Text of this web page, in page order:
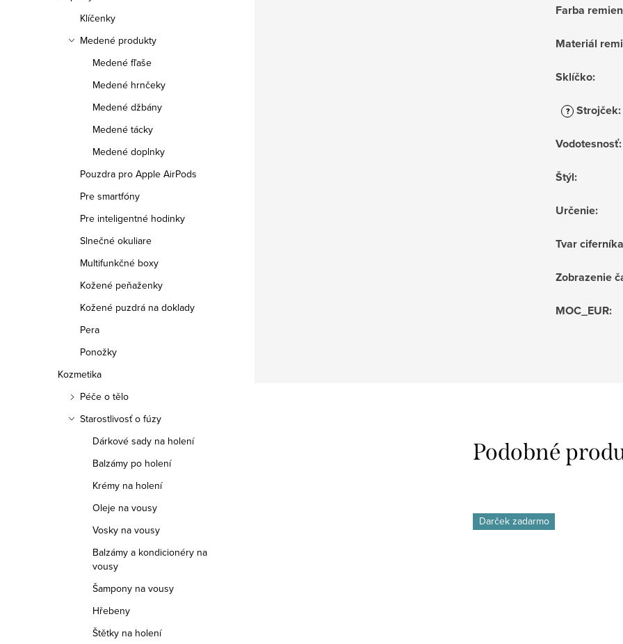
Klíčenky
Medené produkty
Medené fľaše
Medené hrnčeky
Medené džbány
Medené tácky
Medené doplnky
Pouzdra pro Apple AirPods
Pre smartfóny
Pre inteligentné hodinky
Slnečné okuliare
Multifunkčné boxy
Kožené peňaženky
Kožené puzdrá na doklady
Pera
Ponožky
Kozmetika
Péče o tělo
Starostlivosť o fúzy
Dárkové sady na holení
Balzámy po holení
Krémy na holení
Oleje na vousy
Vosky na vousy
Balzámy a kondicionéry na
vousy
Šampony na vousy
Hřebeny
Štětky na holení
Farba
Materiál
Sklíčko:
? Strojček:
Vodotesnosť:
Štýl:
Určenie:
Tvar ciferníka
Zobrazenie
MOC_EUR:
Darček zadarmo